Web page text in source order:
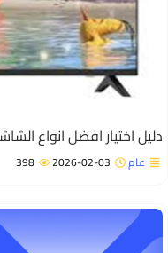
اختيار افضل انواع
عام 2026-02-03
398